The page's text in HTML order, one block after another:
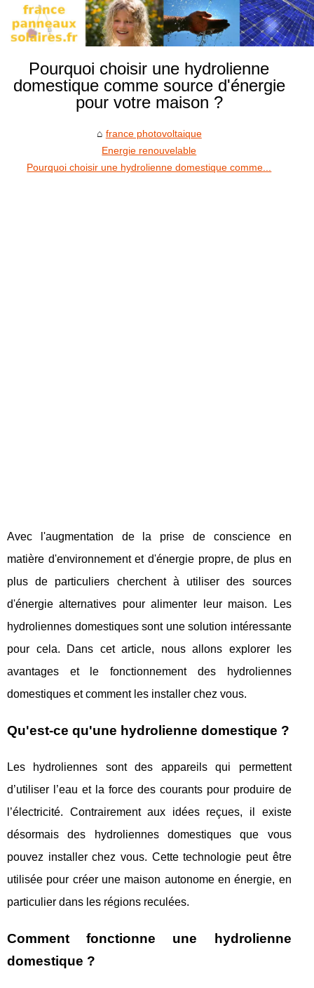
Pourquoi choisir une hydrolienne
domestique comme source d'énergie
pour votre maison ?
france photovoltaique
Energie renouvelable
Pourquoi choisir une hydrolienne domestique comme...
Avec l'augmentation de la prise de conscience en
matière d'environnement et d'énergie propre, de plus en
plus de particuliers cherchent à utiliser des sources
d'énergie alternatives pour alimenter leur maison. Les
hydroliennes domestiques sont une solution intéressante
pour cela. Dans cet article, nous allons explorer les
avantages et le fonctionnement des hydroliennes
domestiques et comment les installer chez vous.
Qu'est-ce qu'une hydrolienne domestique ?
Les hydroliennes sont des appareils qui permettent
d’utiliser l’eau et la force des courants pour produire de
l’électricité. Contrairement aux idées reçues, il existe
désormais des hydroliennes domestiques que vous
pouvez installer chez vous. Cette technologie peut être
utilisée pour créer une maison autonome en énergie, en
particulier dans les régions reculées.
Comment fonctionne une hydrolienne
domestique ?